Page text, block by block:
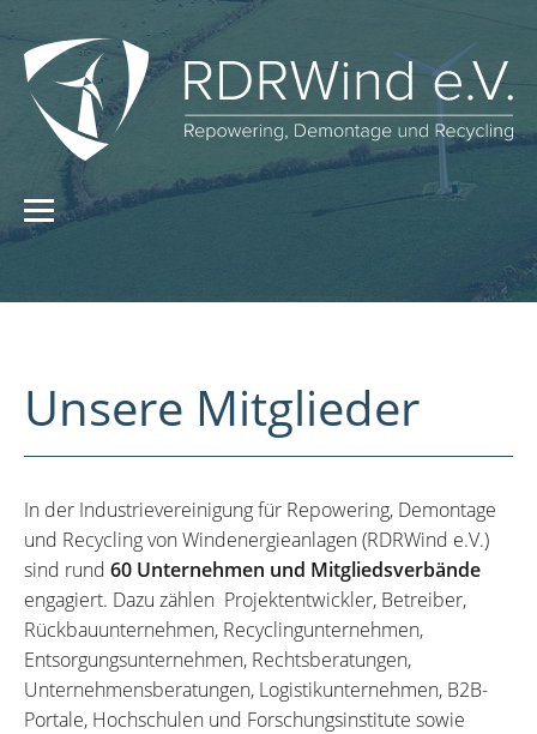
Unsere Mitglieder
In der Industrievereinigung für Repowering, Demontage
und Recycling von Windenergieanlagen (RDRWind e.V.)
sind rund 60 Unternehmen und Mitgliedsverbände
engagiert. Dazu zählen Projektentwickler, Betreiber,
Rückbauunternehmen, Recyclingunternehmen,
Entsorgungsunternehmen, Rechtsberatungen,
Unternehmensberatungen, Logistikunternehmen, B2B-
Portale, Hochschulen und Forschungsinstitute sowie